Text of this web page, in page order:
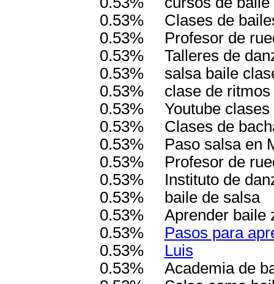
0.53%
0.53%
0.53%
0.53%
0.53%
0.53%
0.53%
0.53%
0.53%
0.53%
0.53%
0.53%
0.53%
0.53%
0.53%
Clases de
Profesor de
Talleres de
salsa baile
clase de
Youtube
Clases de
Paso salsa en
Profesor de
Instituto de
baile de salsa
Aprender baile
Pasos para
Luis
Academia de